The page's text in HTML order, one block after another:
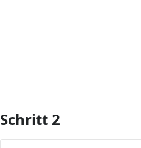
Schritt 2